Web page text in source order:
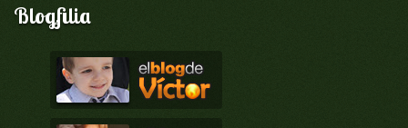
Blogfilia